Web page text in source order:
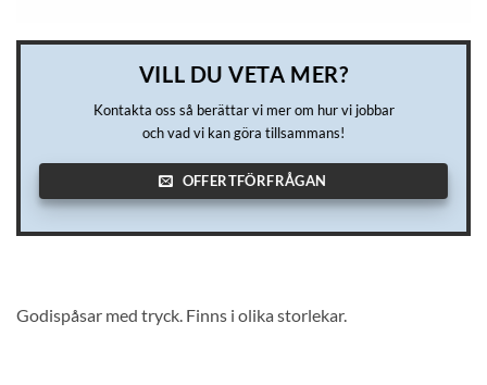
VILL DU VETA MER?
Kontakta oss så berättar vi mer om hur vi jobbar
och vad vi kan göra tillsammans!
OFFERTFÖRFRÅGAN
Godispåsar med tryck. Finns i olika storlekar.